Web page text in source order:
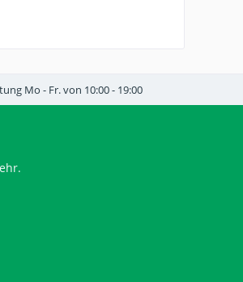
Mo - Fr. von 10:00 - 19:00